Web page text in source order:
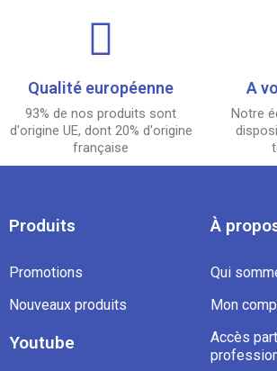
Qualité européenne
93% de nos produits sont
d'origine UE, dont 20% d'origine
française
A
Notre
Produits
Promotions
Nouveaux produits
Youtube
À
Qui
Mon
Accès